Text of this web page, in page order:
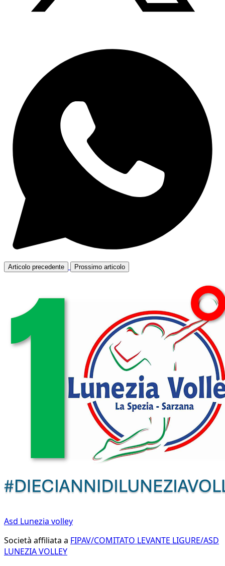
Articolo precedente Prossimo articolo
Asd Lunezia volley
Società affiliata a FIPAV/COMITATO LEVANTE LIGURE/ASD
LUNEZIA VOLLEY